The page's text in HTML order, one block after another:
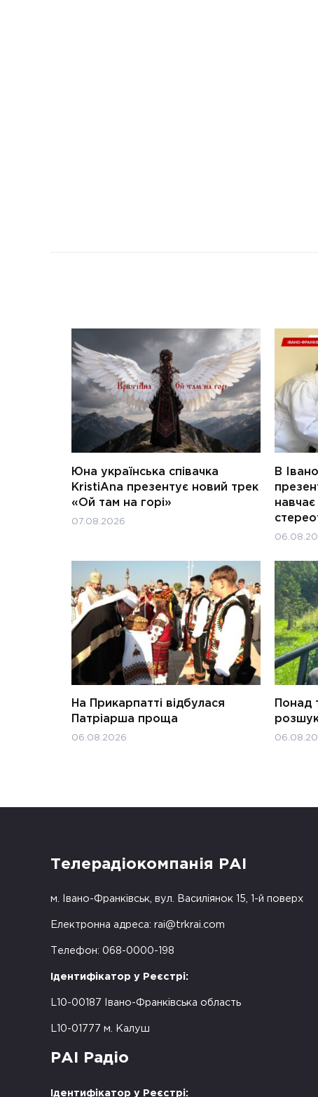
Юна українська співачка
KristiAna презентує новий трек
«Ой там на горі»
07.08.2026
В
навчає
На Прикарпатті відбулася
Патріарша проща
06.08.2026
Понад
Телерадіокомпанія РАІ
м. Івано-Франківськ, вул. Василіянок 15, 1-й поверх
Електронна адреса: rai@trkrai.com
Телефон: 068-0000-198
Ідентифікатор у Реєстрі:
L10-00187 Івано-Франківська область
L10-01777 м. Калуш
РАІ Радіо
Ідентифікатор у Реєстрі: